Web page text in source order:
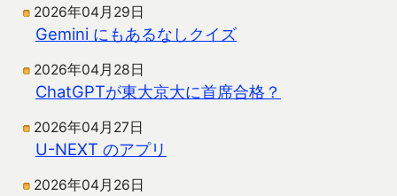
2026年04月29日
Gemini にもあるなしクイズ
2026年04月28日
ChatGPTが東大京大に首席合格？
2026年04月27日
U-NEXT のアプリ
2026年04月26日